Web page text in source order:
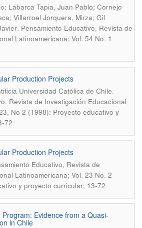
Labarca Tapia, Juan Pablo; Cornejo
Villarroel Jorquera, Mirza; Gil
. Pensamiento Educativo, Revista de
Latinoamericana; Vol. 54 No. 1
Production Projects
Universidad Católica de Chile.
Revista de Investigación Educacional
No 2 (1998): Proyecto educativo y
72
Production Projects
Educativo, Revista de
Latinoamericana; Vol. 23 No. 2
y proyecto curricular; 13-72
Evidence from a Quasi-
in Chile